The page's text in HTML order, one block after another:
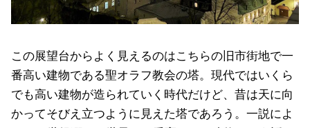
この展望台からよく見えるのはこちらの旧市街地で一
番高い建物である聖オラフ教会の塔。現代ではいくら
でも高い建物が造られていく時代だけど、昔は天に向
かってそびえ立つように見えた塔であろう。一説によ